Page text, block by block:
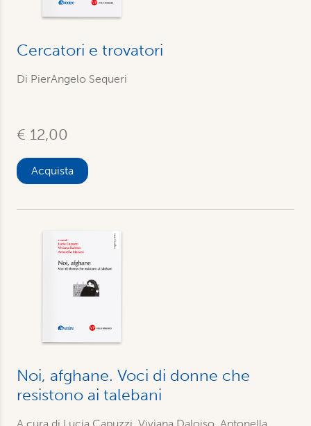
Cercatori e trovatori
Di PierAngelo Sequeri
€ 12,00
Acquista
Noi, afghane. Voci di donne che
resistono ai talebani